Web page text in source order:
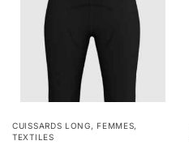
CUISSARDS LONG, FEMMES,
TEXTILES